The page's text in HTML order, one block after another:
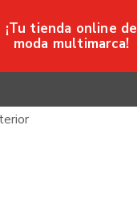
¡Tu tienda online de
moda multimarca!